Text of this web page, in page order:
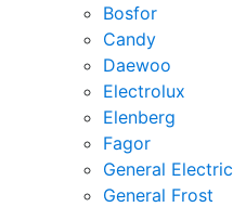
Bosfor
Candy
Daewoo
Electrolux
Elenberg
Fagor
General Electric
General Frost